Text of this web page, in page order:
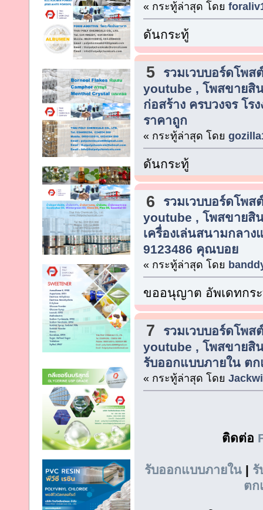
« กระทู้ล่าสุด โดย
ดันกระทู้
5
รวมเวบบอร์ดโพส
youtube , โพสขายสิ
ก่อสร้าง ครบวงจร โร
ราคาถูก
« กระทู้ล่าสุด โดย
ดันกระทู้
6
รวมเวบบอร์ดโพส
youtube , โพสขายสิ
เครื่องเล่นสนามกลาง
9123486 คุณบอย
« กระทู้ล่าสุด โดย
ขออนุญาต อัพเดทกร
7
รวมเวบบอร์ดโพส
youtube , โพสขายสิ
รับออกแบบภายใน ตก
« กระทู้ล่าสุด โดย
ติดต่อ
รับออกแบบภายใน| รั
ตก